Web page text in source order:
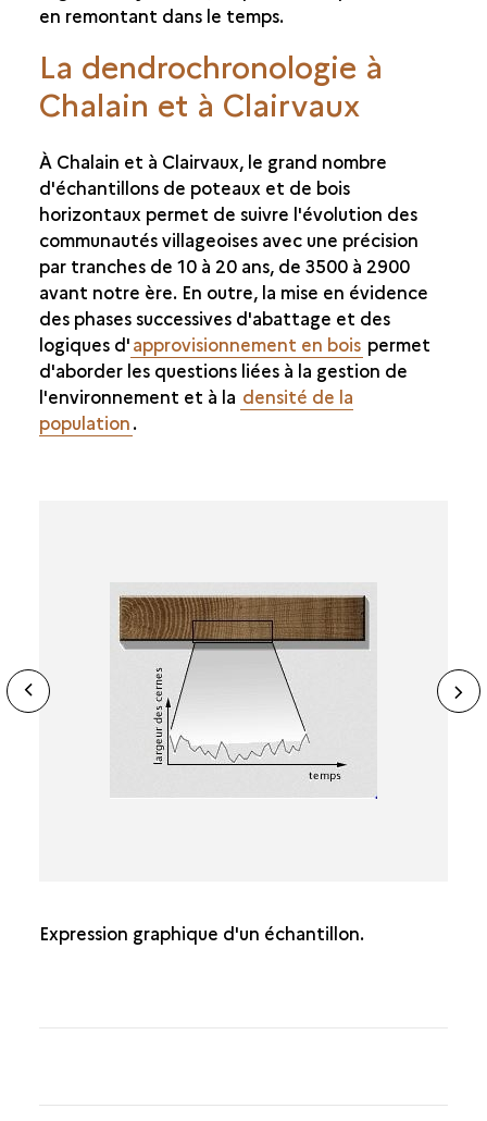
en remontant dans le temps.
La dendrochronologie à
Chalain et à Clairvaux
À Chalain et à Clairvaux, le grand nombre
d'échantillons de poteaux et de bois
horizontaux permet de suivre l'évolution des
communautés villageoises avec une précision
par tranches de 10 à 20 ans, de 3500 à 2900
avant notre ère. En outre, la mise en évidence
des phases successives d'abattage et des
logiques d'approvisionnement en bois permet
d'aborder les questions liées à la gestion de
l'environnement et à la densité de la
population.
Expression graphique d'un échantillon.